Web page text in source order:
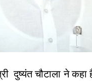
चौटाला ने कहा